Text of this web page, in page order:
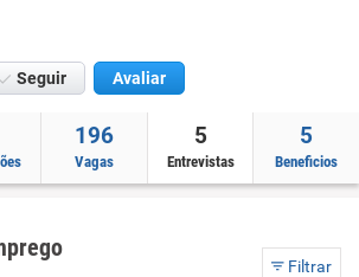
Seguir Avaliar
196
Vagas
5
Entrevistas
5
Beneficios
Filtrar